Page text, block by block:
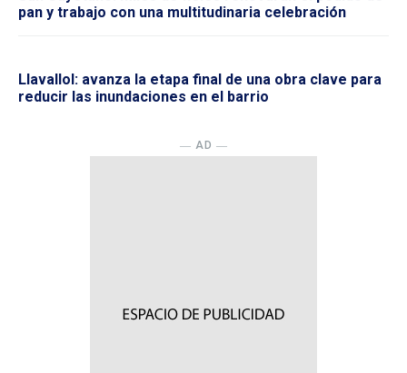
pan y trabajo con una multitudinaria celebración
Llavallol: avanza la etapa final de una obra clave para
reducir las inundaciones en el barrio
― AD ―